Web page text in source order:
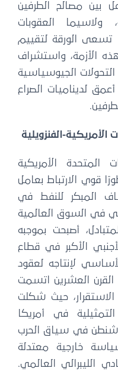
بين مصالح الطرفين
ولاسيما العقوبات
تسعى الورقة لتقييم
لهذه الأزمة، واستشراف
الجيوسياسية
لديناميات الصراع
الأمريكية-الفنزويلية
المتحدة الأمريكية
قوي الارتباط بعامل
المبكر للنفط في
في السوق العالمية
أصبحت بموجبه
الأكبر في قطاع
لإنتاجه لعقود
القرن العشرين اتسمت
الاستقرار، حيث شكلت
التمثيلية في أمريكا
لواشنطن في سياق الحرب
خارجية معتدلة
الليبرالي العالمي.